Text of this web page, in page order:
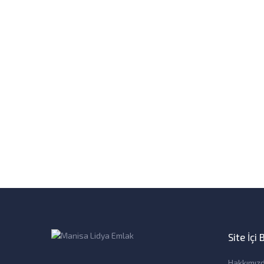
Site İçi